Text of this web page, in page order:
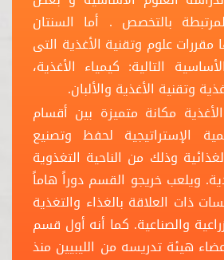
بالتخصص . أما السنتان
مقررات علوم وتقنية الأغذية التى
التالية: كيمياء الأغذية،
وتقنية الأغذية والألبان.
مكانة متميزة بين أقسام
الإستراتيجية لحفظ وتصنيع
وذلك من الناحية التغذوية
ويلعب خريجو القسم دوراً هاماً
ذات العلاقة بالغذاء والتغذية
والصناعية. كما أنه أول قسم
هيئة تدريسه من الليبيين منذ